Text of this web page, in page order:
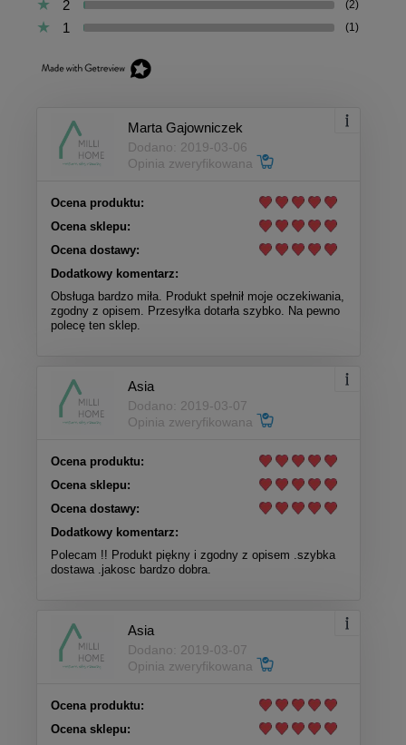
2 (2)
1 (1)
Marta Gajowniczek
Dodano: 2019-03-06
Opinia zweryfikowana
Ocena produktu:
Ocena sklepu:
Ocena dostawy:
Dodatkowy komentarz:
Obsługa bardzo miła. Produkt spełnił moje oczekiwania,
zgodny z opisem. Przesyłka dotarła szybko. Na pewno
polecę ten sklep.
Asia
Dodano: 2019-03-07
Opinia zweryfikowana
Ocena produktu:
Ocena sklepu:
Ocena dostawy:
Dodatkowy komentarz:
Polecam !! Produkt piękny i zgodny z opisem .szybka
dostawa .jakosc bardzo dobra.
Asia
Dodano: 2019-03-07
Opinia zweryfikowana
Ocena produktu:
Ocena sklepu: